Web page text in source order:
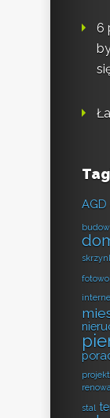
6
AGD
stal